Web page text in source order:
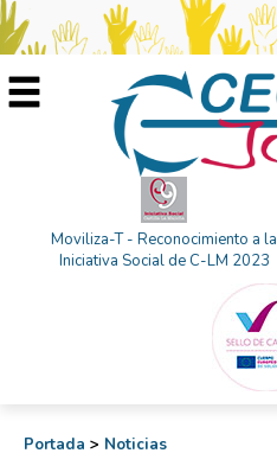
Moviliza-T - Reconocimiento a la
Iniciativa Social de C-LM 2023
Portada > Noticias